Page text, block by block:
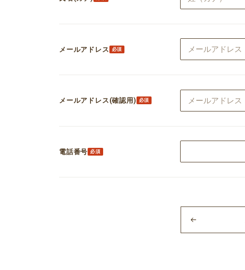
メールアドレス
メールアドレス(確認用)
電話番号